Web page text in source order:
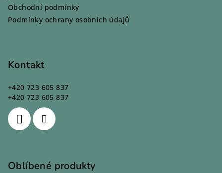
Obchodní podmínky
Podmínky ochrany osobních údajů
Kontakt
+420 723 605 837
+420 723 605 837
Oblíbené produkty